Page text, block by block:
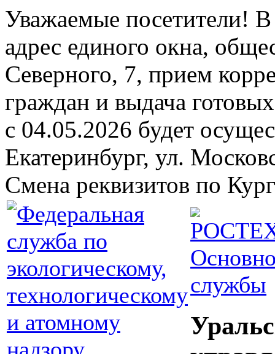
Уважаемые посетители!
адрес единого окна,
Северного, 7, прием
граждан и выдача готовых
с 04.05.2026 будет
Екатеринбург, ул.
Смена реквизитов по
службы